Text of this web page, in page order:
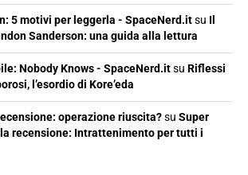
5 motivi per leggerla - SpaceNerd.itsu Il
Sanderson: una guida alla lettura
Nobody Knows - SpaceNerd.itsu Riflessi
l’esordio di Kore’eda
operazione riuscita?su Super
recensione: Intrattenimento per tutti i